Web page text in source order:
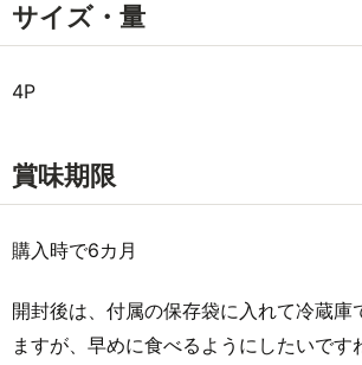
サイズ・量
4P
賞味期限
購入時で6カ月
開封後は、付属の保存袋に入れて冷蔵庫
ますが、早めに食べるようにしたいです